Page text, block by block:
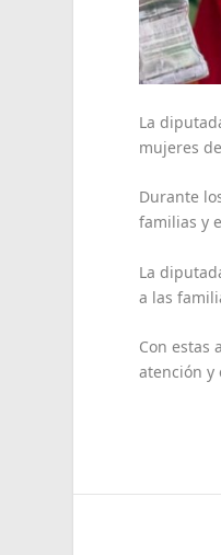
La
mujeres
Durante
familias y
La
a las
Con estas
atención y